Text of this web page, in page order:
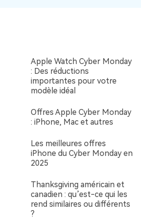
Apple Watch Cyber Monday
: Des réductions
importantes pour votre
modèle idéal
Offres Apple Cyber Monday
: iPhone, Mac et autres
Les meilleures offres
iPhone du Cyber Monday en
2025
Thanksgiving américain et
canadien : qu’est-ce qui les
rend similaires ou différents
?